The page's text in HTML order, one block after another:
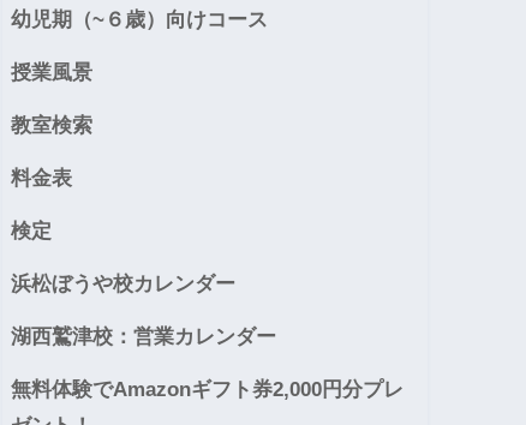
幼児期（~６歳）向けコース
授業風景
教室検索
料金表
検定
浜松ぼうや校カレンダー
湖西鷲津校：営業カレンダー
無料体験でAmazonギフト券2,000円分プレ